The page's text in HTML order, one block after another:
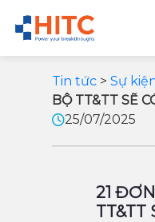
Tin tức > Sự
BỘ TT&TT SẼ
25/07/2025
21
TT&TT